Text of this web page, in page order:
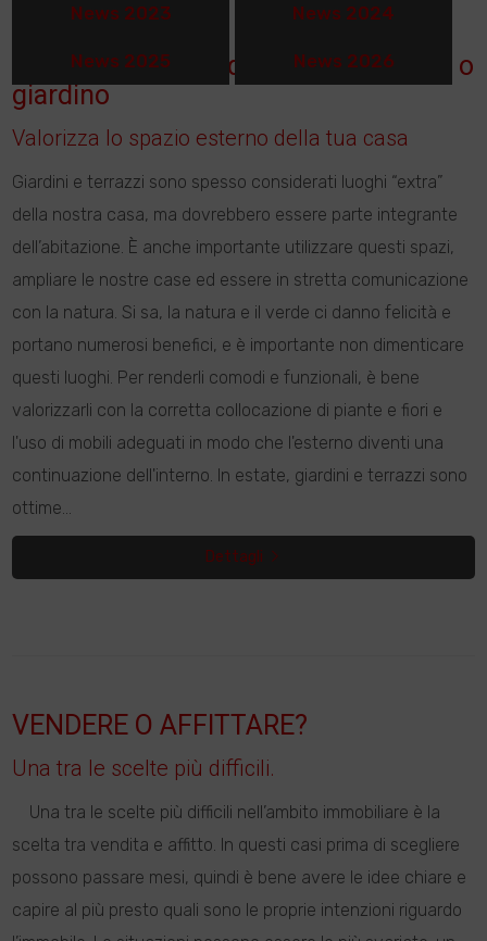
News 2023 News 2024
News 2025 News 2026
5 consigli per arredare il tuo terrazzo o
giardino
Valorizza lo spazio esterno della tua casa
Giardini e terrazzi sono spesso considerati luoghi “extra”
della nostra casa, ma dovrebbero essere parte integrante
dell’abitazione. È anche importante utilizzare questi spazi,
ampliare le nostre case ed essere in stretta comunicazione
con la natura. Si sa, la natura e il verde ci danno felicità e
portano numerosi benefici, e è importante non dimenticare
questi luoghi. Per renderli comodi e funzionali, è bene
valorizzarli con la corretta collocazione di piante e fiori e
l'uso di mobili adeguati in modo che l'esterno diventi una
continuazione dell'interno. In estate, giardini e terrazzi sono
ottime...
Dettagli
VENDERE O AFFITTARE?
Una tra le scelte più difficili.
Una tra le scelte più difficili nell’ambito immobiliare è la
scelta tra vendita e affitto. In questi casi prima di scegliere
possono passare mesi, quindi è bene avere le idee chiare e
capire al più presto quali sono le proprie intenzioni riguardo